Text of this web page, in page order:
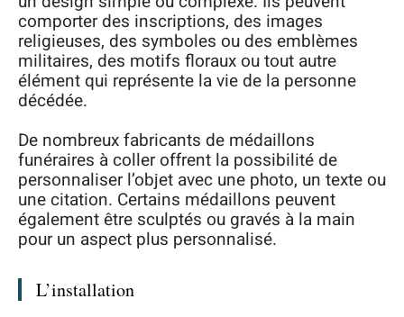
comporter des inscriptions, des images
religieuses, des symboles ou des emblèmes
militaires, des motifs floraux ou tout autre
élément qui représente la vie de la personne
décédée.
De nombreux fabricants de médaillons
funéraires à coller offrent la possibilité de
personnaliser l’objet avec une photo, un texte ou
une citation. Certains médaillons peuvent
également être sculptés ou gravés à la main
pour un aspect plus personnalisé.
L’installation